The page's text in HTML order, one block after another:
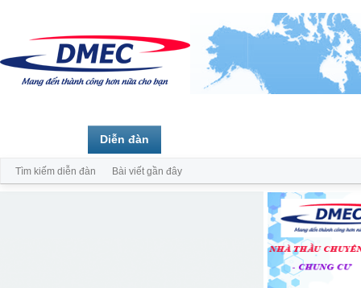
Diễn đàn
Tìm kiếm diễn đàn Bài viết gần đây